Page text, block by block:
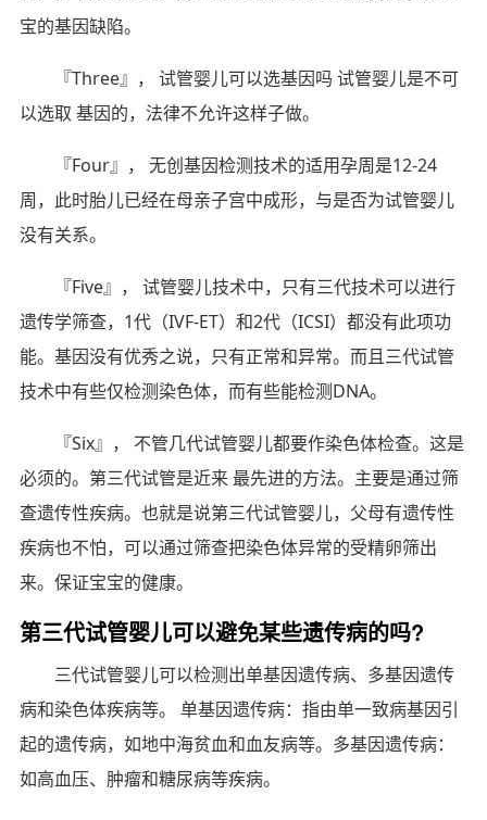
宝的基因缺陷。
『Three』， 试管婴儿可以选基因吗 试管婴儿是不可
以选取 基因的，法律不允许这样子做。
『Four』， 无创基因检测技术的适用孕周是12-24
周，此时胎儿已经在母亲子宫中成形，与是否为试管婴儿
没有关系。
『Five』， 试管婴儿技术中，只有三代技术可以进行
遗传学筛查，1代（IVF-ET）和2代（ICSI）都没有此项功
能。基因没有优秀之说，只有正常和异常。而且三代试管
技术中有些仅检测染色体，而有些能检测DNA。
『Six』， 不管几代试管婴儿都要作染色体检查。这是
必须的。第三代试管是近来 最先进的方法。主要是通过筛
查遗传性疾病。也就是说第三代试管婴儿，父母有遗传性
疾病也不怕，可以通过筛查把染色体异常的受精卵筛出
来。保证宝宝的健康。
第三代试管婴儿可以避免某些遗传病的吗?
三代试管婴儿可以检测出单基因遗传病、多基因遗传
病和染色体疾病等。 单基因遗传病：指由单一致病基因引
起的遗传病，如地中海贫血和血友病等。多基因遗传病：
如高血压、肿瘤和糖尿病等疾病。